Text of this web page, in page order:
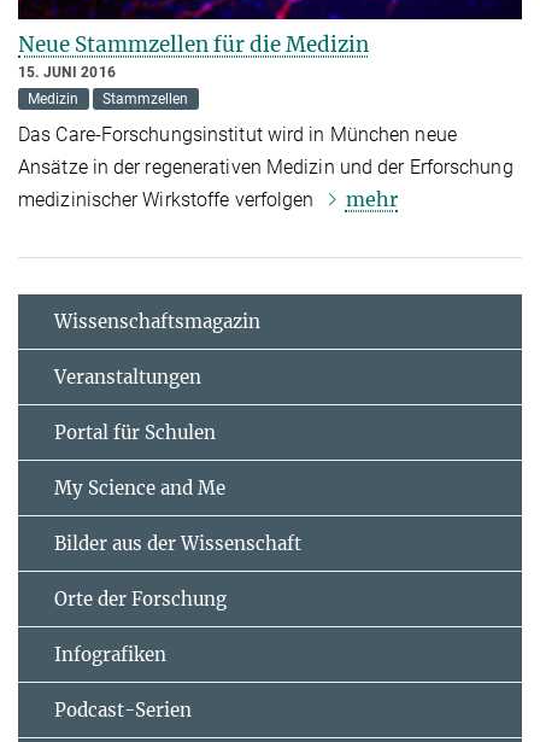
Neue Stammzellen für die Medizin
15. JUNI 2016
Medizin
Stammzellen
Das Care-Forschungsinstitut wird in München neue
Ansätze in der regenerativen Medizin und der Erforschung
medizinischer Wirkstoffe verfolgen
mehr
Wissenschaftsmagazin
Veranstaltungen
Portal für Schulen
My Science and Me
Bilder aus der Wissenschaft
Orte der Forschung
Infografiken
Podcast-Serien